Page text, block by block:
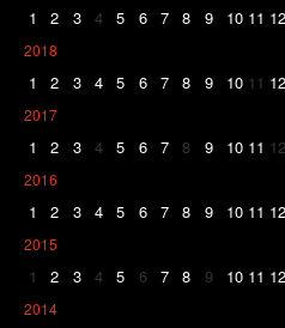
1 2 3 4 5 6 7 8 9 10 11 12
2018
1 2 3 4 5 6 7 8 9 10 11 12
2017
1 2 3 4 5 6 7 8 9 10 11 12
2016
1 2 3 4 5 6 7 8 9 10 11 12
2015
1 2 3 4 5 6 7 8 9 10 11 12
2014